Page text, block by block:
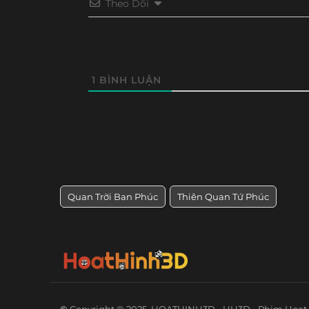
Theo Dõi
1 BÌNH LUẬN
Quan Trời Ban Phúc Thiên Quan Tứ Phúc